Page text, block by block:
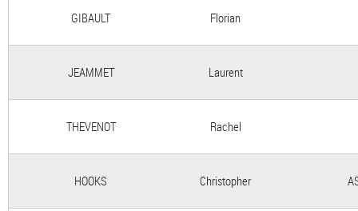
GIBAULT Florian
JEAMMET Laurent
THEVENOT Rachel
HOOKS Christopher